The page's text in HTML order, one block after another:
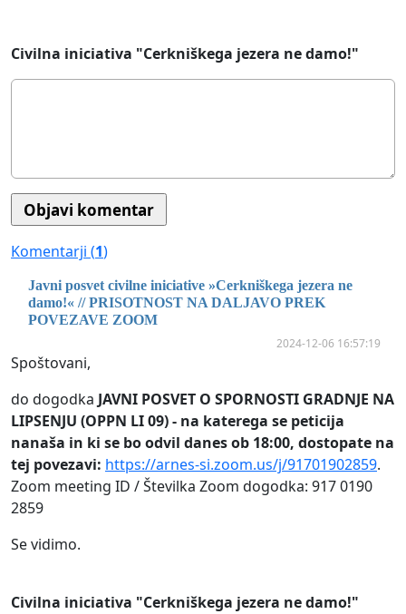
Civilna iniciativa "Cerkniškega jezera ne damo!"
Komentarji (1)
Javni posvet civilne iniciative »Cerkniškega jezera ne
damo!« // PRISOTNOST NA DALJAVO PREK
POVEZAVE ZOOM
2024-12-06 16:57:19
Spoštovani,
do dogodka JAVNI POSVET O SPORNOSTI GRADNJE NA
LIPSENJU (OPPN LI 09) - na katerega se peticija
nanaša in ki se bo odvil danes ob 18:00, dostopate na
tej povezavi: https://arnes-si.zoom.us/j/91701902859.
Zoom meeting ID / Številka Zoom dogodka: 917 0190
2859
Se vidimo.
Civilna iniciativa "Cerkniškega jezera ne damo!"